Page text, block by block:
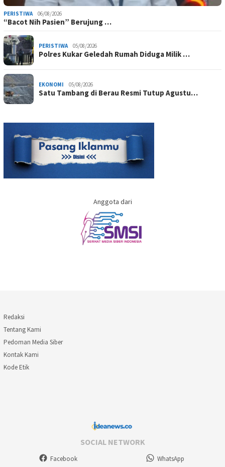
PERISTIWA 06/08/2026
“Bacot Nih Pasien” Berujung …
PERISTIWA 05/08/2026
Polres Kukar Geledah Rumah Diduga Milik …
EKONOMI 05/08/2026
Satu Tambang di Berau Resmi Tutup Agustu…
Anggota dari
Redaksi
Tentang Kami
Pedoman Media Siber
Kontak Kami
Kode Etik
SOCIAL NETWORK
Facebook WhatsApp